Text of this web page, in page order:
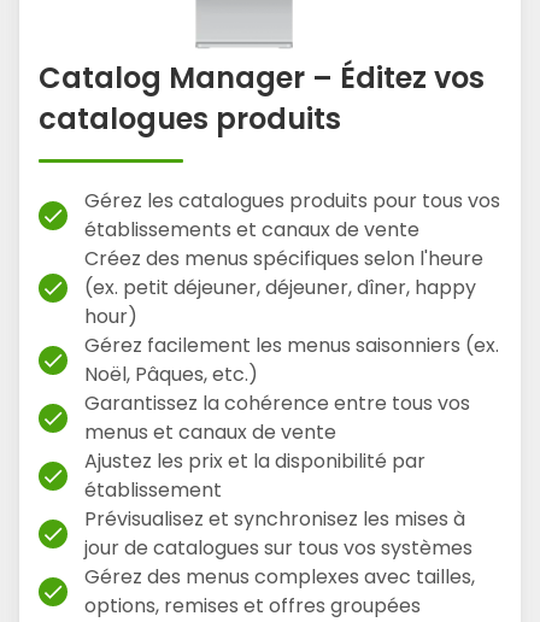
Catalog Manager – Éditez vos
catalogues produits
check
Gérez les catalogues produits pour tous vos
établissements et canaux de vente
check
Créez des menus spécifiques selon l'heure
(ex. petit déjeuner, déjeuner, dîner, happy
hour)
check
Gérez facilement les menus saisonniers (ex.
Noël, Pâques, etc.)
check
Garantissez la cohérence entre tous vos
menus et canaux de vente
check
Ajustez les prix et la disponibilité par
établissement
check
Prévisualisez et synchronisez les mises à
jour de catalogues sur tous vos systèmes
check
Gérez des menus complexes avec tailles,
options, remises et offres groupées